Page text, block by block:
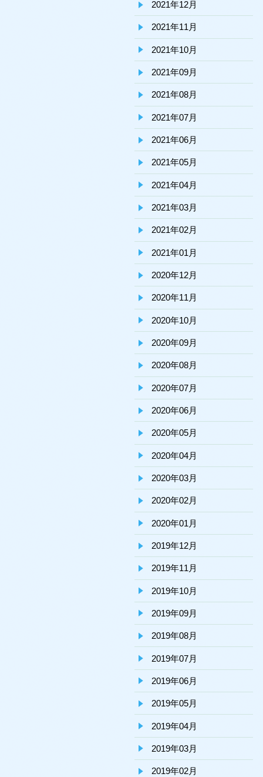
2021年12月
2021年11月
2021年10月
2021年09月
2021年08月
2021年07月
2021年06月
2021年05月
2021年04月
2021年03月
2021年02月
2021年01月
2020年12月
2020年11月
2020年10月
2020年09月
2020年08月
2020年07月
2020年06月
2020年05月
2020年04月
2020年03月
2020年02月
2020年01月
2019年12月
2019年11月
2019年10月
2019年09月
2019年08月
2019年07月
2019年06月
2019年05月
2019年04月
2019年03月
2019年02月